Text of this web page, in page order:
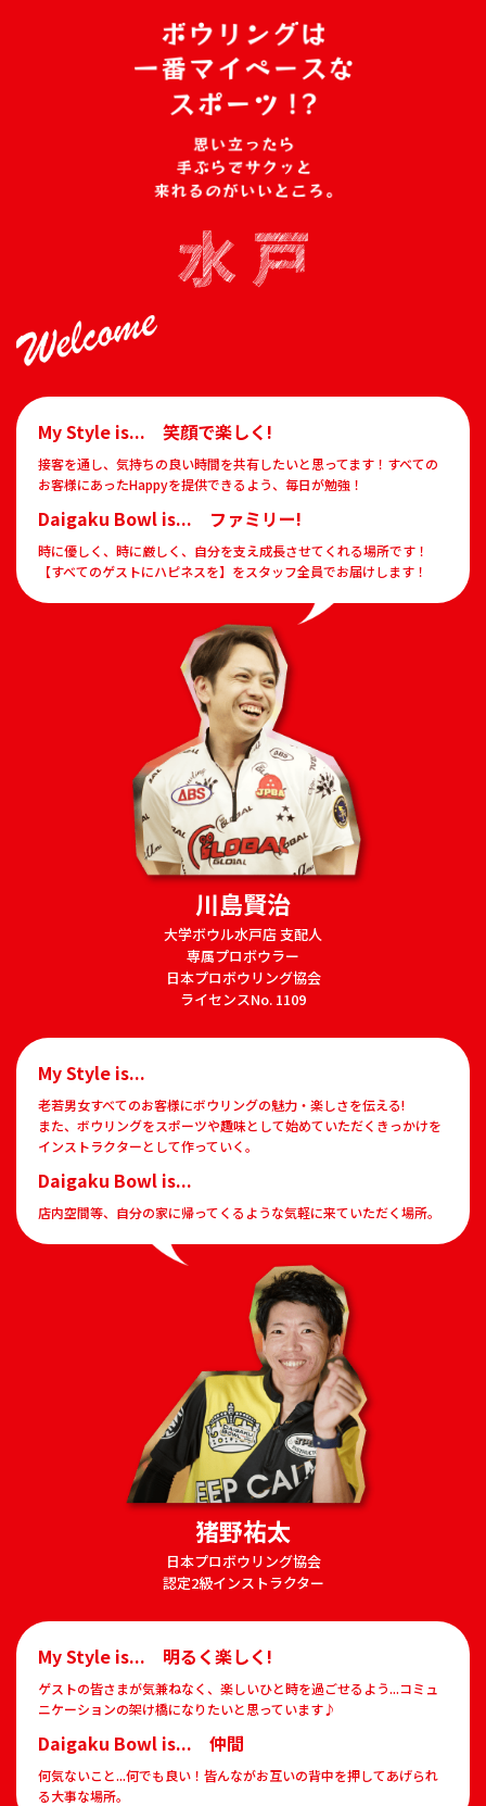
My Style is... 笑顔で楽しく!
接客を通し、気持ちの良い時間を共有したいと思ってます！すべての
お客様にあったHappyを提供できるよう、毎日が勉強！
Daigaku Bowl is... ファミリー!
時に優しく、時に厳しく、自分を支え成長させてくれる場所です！
【すべてのゲストにハピネスを】をスタッフ全員でお届けします！
川島賢治
大学ボウル水戸店 支配人
専属プロボウラー
日本プロボウリング協会
ライセンスNo. 1109
My Style is...
老若男女すべてのお客様にボウリングの魅力・楽しさを伝える!
また、ボウリングをスポーツや趣味として始めていただくきっかけを
インストラクターとして作っていく。
Daigaku Bowl is...
店内空間等、自分の家に帰ってくるような気軽に来ていただく場所。
猪野祐太
日本プロボウリング協会
認定2級インストラクター
My Style is... 明るく楽しく!
ゲストの皆さまが気兼ねなく、楽しいひと時を過ごせるよう...コミュ
ニケーションの架け橋になりたいと思っています♪
Daigaku Bowl is... 仲間
何気ないこと...何でも良い！皆んながお互いの背中を押してあげられ
る大事な場所。